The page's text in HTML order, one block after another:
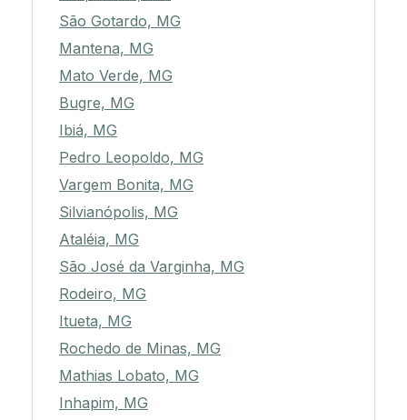
São Gotardo, MG
Mantena, MG
Mato Verde, MG
Bugre, MG
Ibiá, MG
Pedro Leopoldo, MG
Vargem Bonita, MG
Silvianópolis, MG
Ataléia, MG
São José da Varginha, MG
Rodeiro, MG
Itueta, MG
Rochedo de Minas, MG
Mathias Lobato, MG
Inhapim, MG